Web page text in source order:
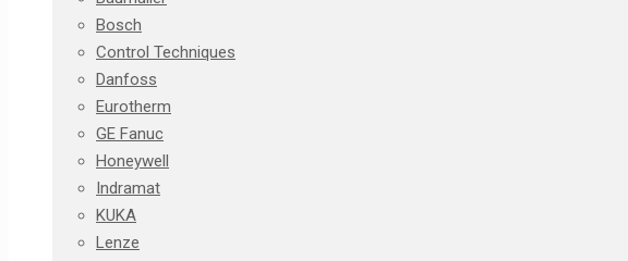
Bosch
Control Techniques
Danfoss
Eurotherm
GE Fanuc
Honeywell
Indramat
KUKA
Lenze